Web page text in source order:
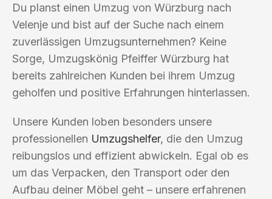
Du planst einen Umzug von Würzburg nach
Velenje und bist auf der Suche nach einem
zuverlässigen Umzugsunternehmen? Keine
Sorge, Umzugskönig Pfeiffer Würzburg hat
bereits zahlreichen Kunden bei ihrem Umzug
geholfen und positive Erfahrungen hinterlassen.
Unsere Kunden loben besonders unsere
professionellen Umzugshelfer, die den Umzug
reibungslos und effizient abwickeln. Egal ob es
um das Verpacken, den Transport oder den
Aufbau deiner Möbel geht – unsere erfahrenen